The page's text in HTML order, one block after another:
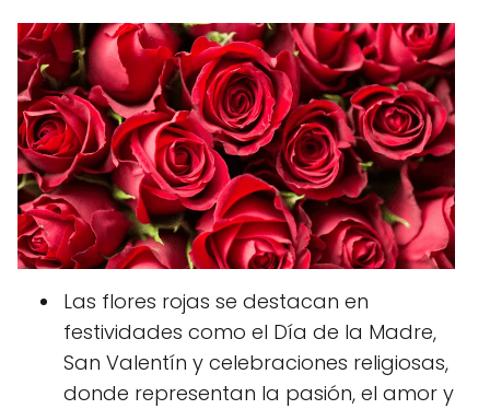
Las flores rojas se destacan en
festividades como el Día de la Madre,
San Valentín y celebraciones religiosas,
donde representan la pasión, el amor y